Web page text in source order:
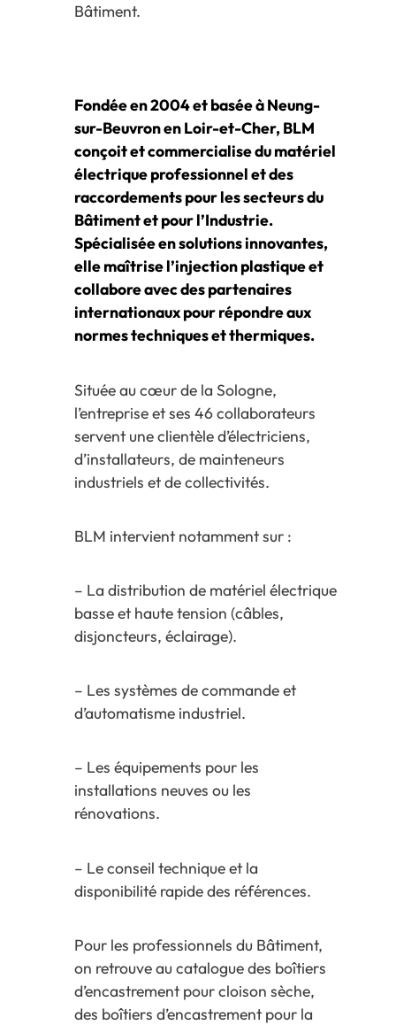
Bâtiment.
Fondée en 2004 et basée à Neung-
sur-Beuvron en Loir-et-Cher, BLM
conçoit et commercialise du matériel
électrique professionnel et des
raccordements pour les secteurs du
Bâtiment et pour l’Industrie.
Spécialisée en solutions innovantes,
elle maîtrise l’injection plastique et
collabore avec des partenaires
internationaux pour répondre aux
normes techniques et thermiques.
Située au cœur de la Sologne,
l’entreprise et ses 46 collaborateurs
servent une clientèle d’électriciens,
d’installateurs, de mainteneurs
industriels et de collectivités.
BLM intervient notamment sur :
– La distribution de matériel électrique
basse et haute tension (câbles,
disjoncteurs, éclairage).
– Les systèmes de commande et
d’automatisme industriel.
– Les équipements pour les
installations neuves ou les
rénovations.
– Le conseil technique et la
disponibilité rapide des références.
Pour les professionnels du Bâtiment,
on retrouve au catalogue des boîtiers
d’encastrement pour cloison sèche,
des boîtiers d’encastrement pour la